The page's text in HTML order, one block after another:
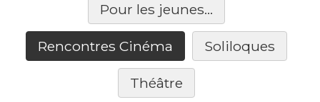
Pour les jeunes...
Rencontres Cinéma Soliloques
Théâtre